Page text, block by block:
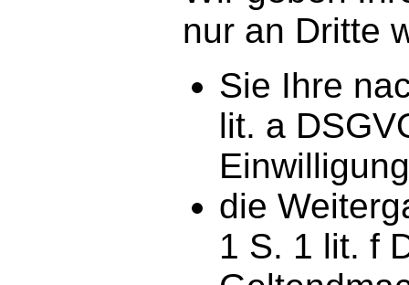
nur an Dritte
Sie Ihre
lit. a
die
1 S. 1 lit. f